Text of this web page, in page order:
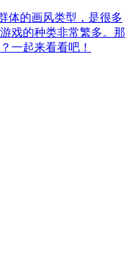
体的画风类型，是很多
戏的种类非常繁多。那
一起来看看吧！